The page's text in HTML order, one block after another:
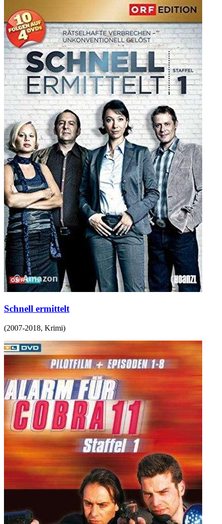
Schnell ermittelt
(2007-2018, Krimi)